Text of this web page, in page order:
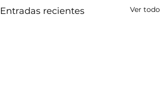
Entradas recientes Ver todo